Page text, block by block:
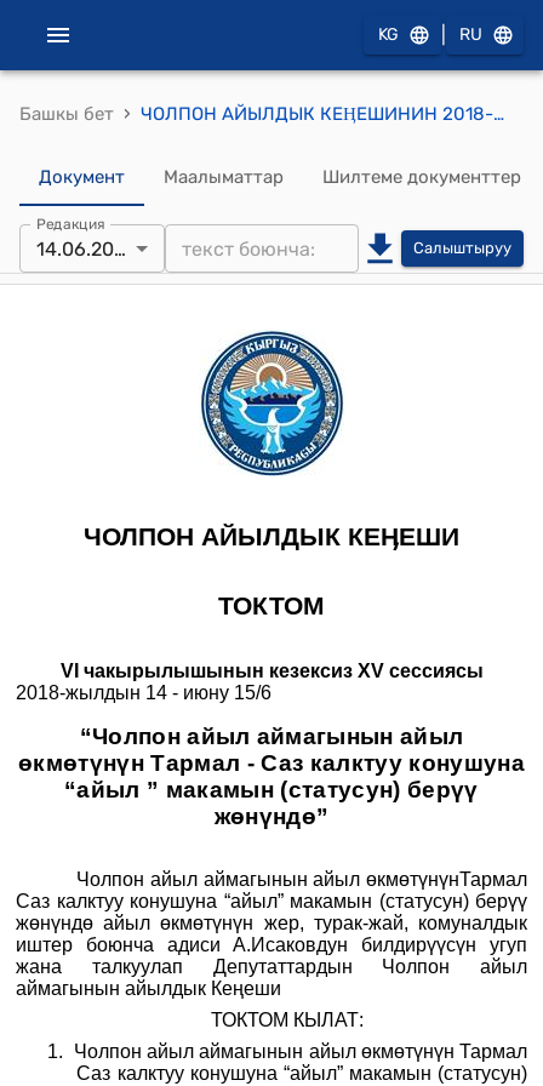
KG RU
Башкы бет › ЧОЛПОН АЙЫЛДЫК КЕӉЕШИНИН 2018-жылдын 14 - июнундагы 15/6 “Чолпон айыл аймагынын айыл өкмөтүнүн Тармал - Саз калктуу конушуна “айыл ” макамын (статусун) берүү жөнүндө” токтому
Документ Маалыматтар Шилтеме документтер
Редакция
14.06.20118 Салыштыруу